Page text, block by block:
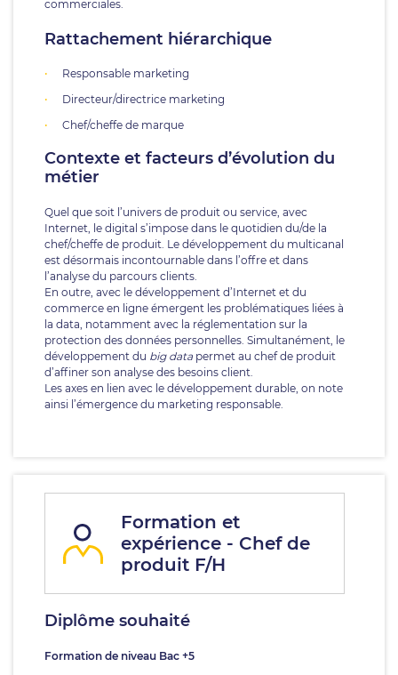
commerciales.
Rattachement hiérarchique
Responsable marketing
Directeur/directrice marketing
Chef/cheffe de marque
Contexte et facteurs d’évolution du
métier
Quel que soit l’univers de produit ou service, avec
Internet, le digital s’impose dans le quotidien du/de la
chef/cheffe de produit. Le développement du multicanal
est désormais incontournable dans l’offre et dans
l’analyse du parcours clients.
En outre, avec le développement d’Internet et du
commerce en ligne émergent les problématiques liées à
la data, notamment avec la réglementation sur la
protection des données personnelles. Simultanément, le
développement du big data permet au chef de produit
d’affiner son analyse des besoins client.
Les axes en lien avec le développement durable, on note
ainsi l’émergence du marketing responsable.
Formation et
expérience - Chef de
produit F/H
Diplôme souhaité
Formation de niveau Bac +5